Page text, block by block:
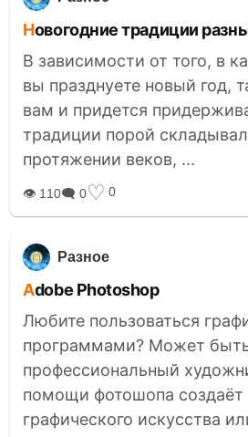
Новогодние традиции
В зависимости от того, в
вы празднуете новый год,
вам и придется
традиции порой
протяжении веков, ...
👁 110🗨 0♡ 0
Разное
Adobe Photoshop
Любите пользоваться
программами? Может
профессиональный
помощи фотошопа
графического искусства